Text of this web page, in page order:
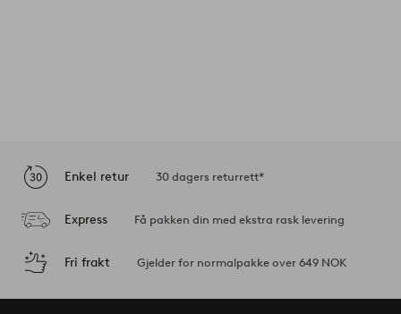
Enkel retur 30 dagers returrett*
Express Få pakken din med ekstra rask levering
Fri frakt Gjelder for normalpakke over 649 NOK